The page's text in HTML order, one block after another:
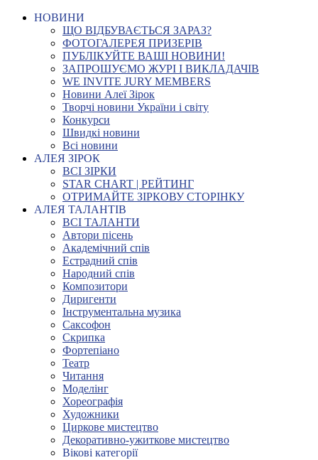
НОВИНИ
ЩО ВІДБУВАЄТЬСЯ ЗАРАЗ?
ФОТОГАЛЕРЕЯ ПРИЗЕРІВ
ПУБЛІКУЙТЕ ВАШІ НОВИНИ!
ЗАПРОШУЄМО ЖУРІ І ВИКЛАДАЧІВ
WE INVITE JURY MEMBERS
Новини Алеї Зірок
Творчі новини України і світу
Конкурси
Швидкі новини
Всі новини
АЛЕЯ ЗІРОК
ВСІ ЗІРКИ
STAR CHART | РЕЙТИНГ
ОТРИМАЙТЕ ЗІРКОВУ СТОРІНКУ
АЛЕЯ ТАЛАНТІВ
ВСІ ТАЛАНТИ
Автори пісень
Академічний спів
Естрадний спів
Народний спів
Композитори
Диригенти
Інструментальна музика
Саксофон
Скрипка
Фортепіано
Театр
Читання
Моделінг
Хореографія
Художники
Циркове мистецтво
Декоративно-ужиткове мистецтво
Вікові категорії